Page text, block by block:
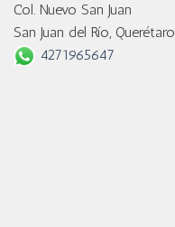
Col. Nuevo San Juan
San Juan del Río, Querétaro
4271965647